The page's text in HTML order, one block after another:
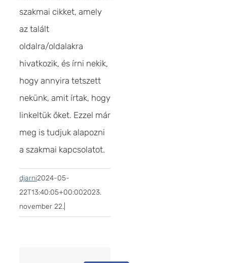
szakmai cikket, amely
az talált
oldalra/oldalakra
hivatkozik, és írni nekik,
hogy annyira tetszett
nekünk, amit írtak, hogy
linkeltük őket. Ezzel már
meg is tudjuk alapozni
a szakmai kapcsolatot.
djarni2024-05-
22T13:40:05+00:002023.
november 22.